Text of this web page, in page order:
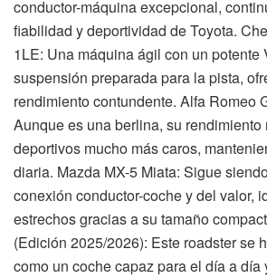
conductor-máquina excepcional,
fiabilidad y deportividad de Toyota.
1LE: Una máquina ágil con un potente
suspensión preparada para la pista,
rendimiento contundente. Alfa Romeo
Aunque es una berlina, su rendimiento
deportivos mucho más caros,
diaria. Mazda MX-5 Miata: Sigue
conexión conductor-coche y del valor,
estrechos gracias a su tamaño
(Edición 2025/2026): Este roadster se
como un coche capaz para el día a día